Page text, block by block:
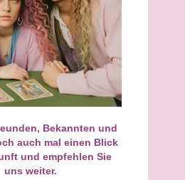
Als Neukunde geht man ja
gesagt immer mit einer leichten
Skepsis in so ein Telefonat.
Erstgespräch bei M. hat mich
jedoch von der ersten Sekunde
absolut fasziniert. Ohne dass ich
Dynamik und das emotionale
Wirrwarr sofort auf den Punkt
gebracht. Man fühlt sich bei ihm
der ersten Minute an sicher,
Bekannten und
auch mal einen Blick
und empfehlen Sie
uns weiter.